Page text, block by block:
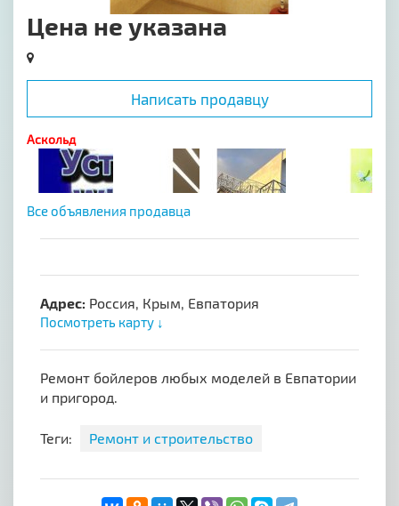
Цена не указана
Написать продавцу
Аскольд
Все объявления продавца
Адрес: Россия, Крым, Евпатория
Посмотреть карту ↓
Ремонт бойлеров любых моделей в Евпатории
и пригород.
Теги: Ремонт и строительство